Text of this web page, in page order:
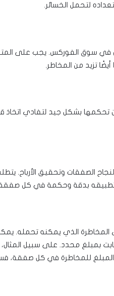
لتحمل الخسائر.
في سوق الفوركس. يجب على
تزيد من المخاطر.
بشكل جيد لتفادي اتخاذ
لنجاح الصفقات وتحقيق الأرباح.
وتطبيقه بدقة وحكمة في كل
الذي يمكنه تحمله.
بمبلغ محدد. على سبيل المثال،
دولار، وكنت مستعداً لتخصيص 2% من هذا المبلغ للمخاطرة في كل